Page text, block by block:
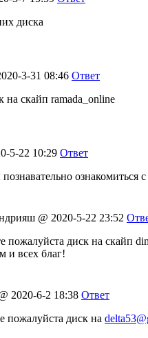
диска
3-31 08:46 Ответ
скайп ramada_online
5-22 10:29 Ответ
ознакомиться
@ 2020-5-22 23:52
пожалуйста диск на скайп
и всех благ!
2020-6-2 18:38 Ответ
диск на